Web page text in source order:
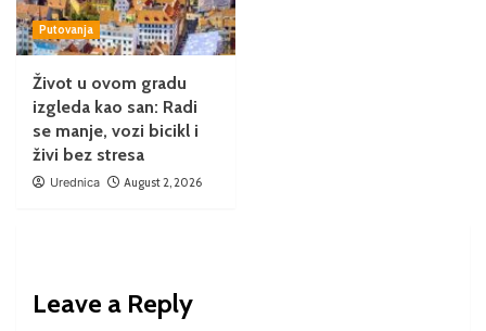
Putovanja
Život u ovom gradu
izgleda kao san: Radi
se manje, vozi bicikl i
živi bez stresa
Urednica August 2, 2026
Leave a Reply